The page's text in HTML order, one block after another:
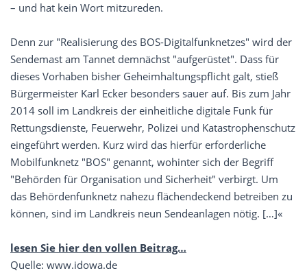
– und hat kein Wort mitzureden.
Denn zur "Realisierung des BOS-Digitalfunknetzes" wird der
Sendemast am Tannet demnächst "aufgerüstet". Dass für
dieses Vorhaben bisher Geheimhaltungspflicht galt, stieß
Bürgermeister Karl Ecker besonders sauer auf. Bis zum Jahr
2014 soll im Landkreis der einheitliche digitale Funk für
Rettungsdienste, Feuerwehr, Polizei und Katastrophenschutz
eingeführt werden. Kurz wird das hierfür erforderliche
Mobilfunknetz "BOS" genannt, wohinter sich der Begriff
"Behörden für Organisation und Sicherheit" verbirgt. Um
das Behördenfunknetz nahezu flächendeckend betreiben zu
können, sind im Landkreis neun Sendeanlagen nötig. […]«
lesen Sie hier den vollen Beitrag…
Quelle: www.idowa.de